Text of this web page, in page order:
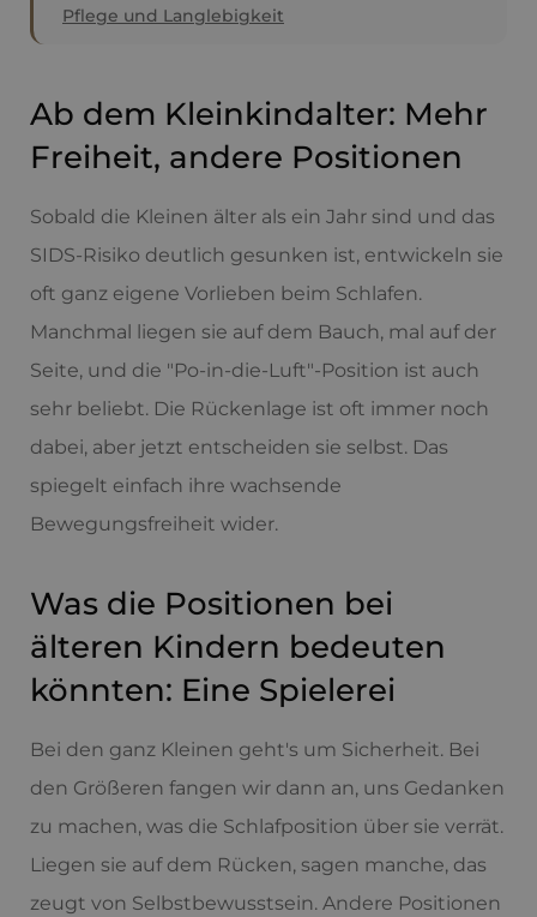
Pflege und Langlebigkeit
Ab dem Kleinkindalter: Mehr
Freiheit, andere Positionen
Sobald die Kleinen älter als ein Jahr sind und das
SIDS-Risiko deutlich gesunken ist, entwickeln sie
oft ganz eigene Vorlieben beim Schlafen.
Manchmal liegen sie auf dem Bauch, mal auf der
Seite, und die "Po-in-die-Luft"-Position ist auch
sehr beliebt. Die Rückenlage ist oft immer noch
dabei, aber jetzt entscheiden sie selbst. Das
spiegelt einfach ihre wachsende
Bewegungsfreiheit wider.
Was die Positionen bei
älteren Kindern bedeuten
könnten: Eine Spielerei
Bei den ganz Kleinen geht's um Sicherheit. Bei
den Größeren fangen wir dann an, uns Gedanken
zu machen, was die Schlafposition über sie verrät.
Liegen sie auf dem Rücken, sagen manche, das
zeugt von Selbstbewusstsein. Andere Positionen